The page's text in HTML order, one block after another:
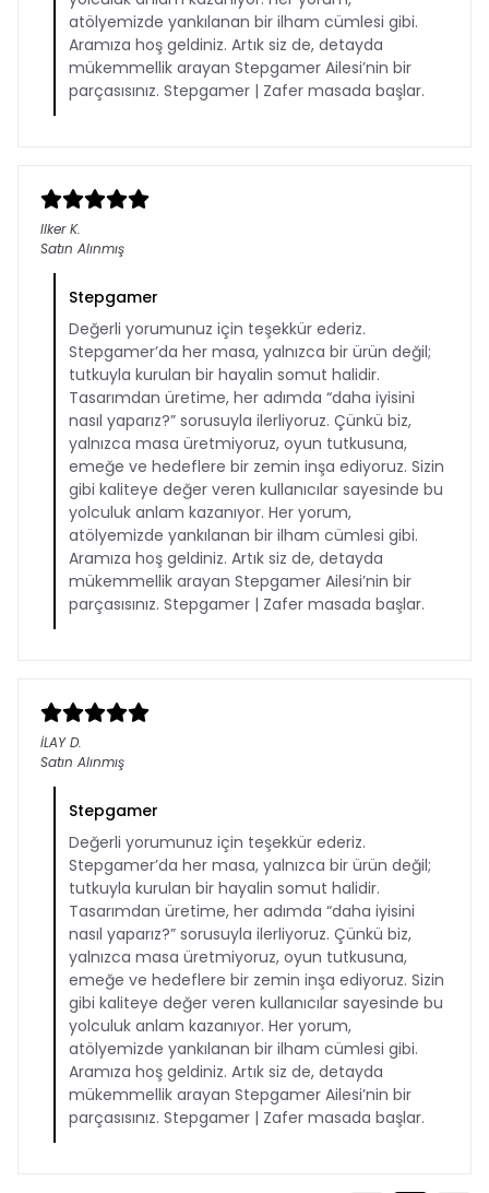
atölyemizde yankılanan bir ilham cümlesi gibi.
Aramıza hoş geldiniz. Artık siz de, detayda
mükemmellik arayan Stepgamer Ailesi’nin bir
parçasısınız. Stepgamer | Zafer masada başlar.
Ilker K.
Satın Alınmış
Stepgamer
Değerli yorumunuz için teşekkür ederiz.
Stepgamer’da her masa, yalnızca bir ürün değil;
tutkuyla kurulan bir hayalin somut halidir.
Tasarımdan üretime, her adımda “daha iyisini
nasıl yaparız?” sorusuyla ilerliyoruz. Çünkü biz,
yalnızca masa üretmiyoruz, oyun tutkusuna,
emeğe ve hedeflere bir zemin inşa ediyoruz. Sizin
gibi kaliteye değer veren kullanıcılar sayesinde bu
yolculuk anlam kazanıyor. Her yorum,
atölyemizde yankılanan bir ilham cümlesi gibi.
Aramıza hoş geldiniz. Artık siz de, detayda
mükemmellik arayan Stepgamer Ailesi’nin bir
parçasısınız. Stepgamer | Zafer masada başlar.
İLAY D.
Satın Alınmış
Stepgamer
Değerli yorumunuz için teşekkür ederiz.
Stepgamer’da her masa, yalnızca bir ürün değil;
tutkuyla kurulan bir hayalin somut halidir.
Tasarımdan üretime, her adımda “daha iyisini
nasıl yaparız?” sorusuyla ilerliyoruz. Çünkü biz,
yalnızca masa üretmiyoruz, oyun tutkusuna,
emeğe ve hedeflere bir zemin inşa ediyoruz. Sizin
gibi kaliteye değer veren kullanıcılar sayesinde bu
yolculuk anlam kazanıyor. Her yorum,
atölyemizde yankılanan bir ilham cümlesi gibi.
Aramıza hoş geldiniz. Artık siz de, detayda
mükemmellik arayan Stepgamer Ailesi’nin bir
parçasısınız. Stepgamer | Zafer masada başlar.